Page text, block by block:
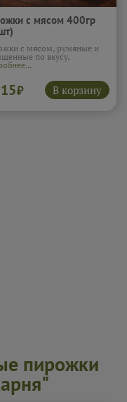
с мясом 400гр
с мясом, румяные и
по вкусу.
₽ В корзину
пирожки